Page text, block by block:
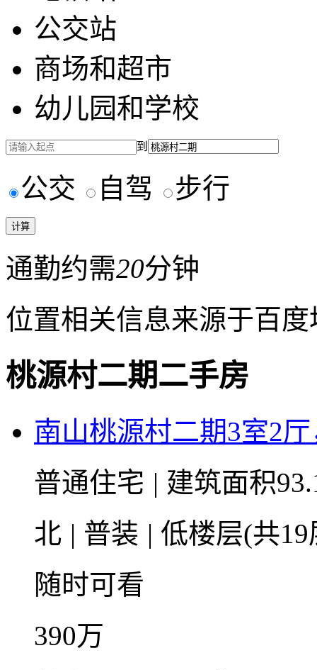
公交站
商场和超市
幼儿园和学校
到
公交 自驾 步行
通勤约需20分钟
位置相关信息来源于百
桃源村二期二手房
南山桃源村二期3室2
普通住宅 | 建筑面积
北 | 普装 | 低楼层(共
随时可看
390万